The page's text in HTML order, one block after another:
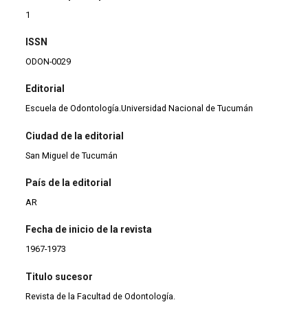
1
ISSN
ODON-0029
Editorial
Escuela de Odontología.Universidad Nacional de Tucumán
Ciudad de la editorial
San Miguel de Tucumán
País de la editorial
AR
Fecha de inicio de la revista
1967-1973
Titulo sucesor
Revista de la Facultad de Odontología.